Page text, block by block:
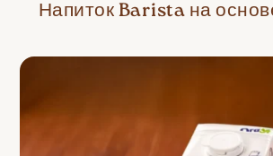
Напиток Barista на